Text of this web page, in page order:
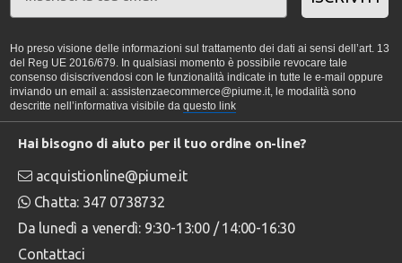
Ho preso visione delle informazioni sul trattamento dei dati ai sensi dell’art. 13
del Reg UE 2016/679. In qualsiasi momento è possibile revocare tale
consenso disiscrivendosi con le funzionalità indicate in tutte le e-mail oppure
inviando un email a: assistenzaecommerce@piume.it, le modalità sono
descritte nell’informativa visibile da questo link
Hai bisogno di aiuto per il tuo ordine on-line?
acquistionline@piume.it
Chatta: 347 0738732
Da lunedì a venerdì: 9:30-13:00 / 14:00-16:30
Contattaci